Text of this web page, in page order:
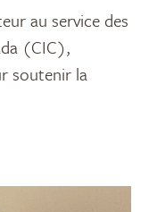
au service des
(CIC),
soutenir la